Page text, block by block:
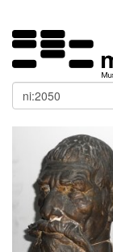
Buscar